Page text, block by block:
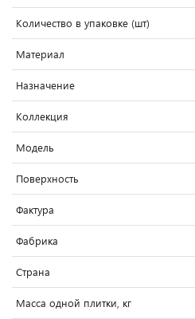
Количество в упаковке (шт)
Материал
Назначение
Коллекция
Модель
Поверхность
Фактура
Фабрика
Страна
Масса одной плитки, кг